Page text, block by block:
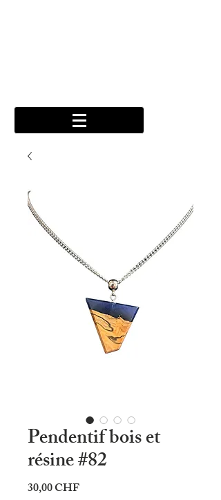
Pendentif bois et
résine #82
30,00 CHFPrix